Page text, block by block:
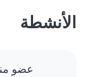
الأنشطة
عضو